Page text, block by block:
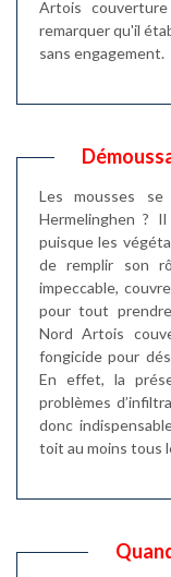
Artois
remarquer qu'il
sans engagement.
Les mousses
Hermelinghen ?
puisque les
de remplir son
impeccable,
pour tout prendre
Nord Artois
fongicide pour
En effet, la
problèmes
donc
toit au moins tous